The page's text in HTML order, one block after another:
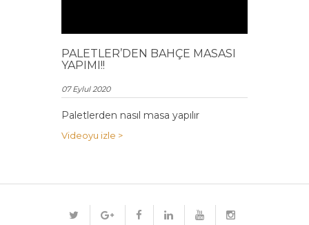
PALETLER’DEN BAHÇE MASASI
YAPIMI!!
07 Eylul 2020
Paletlerden nasıl masa yapılır
Videoyu izle >